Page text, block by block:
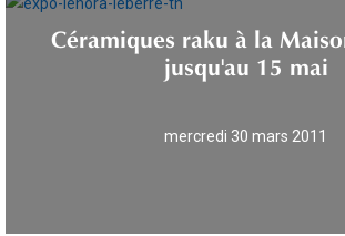
Céramiques raku à la
jusqu'au 15 mai
mercredi 30 mars 2011